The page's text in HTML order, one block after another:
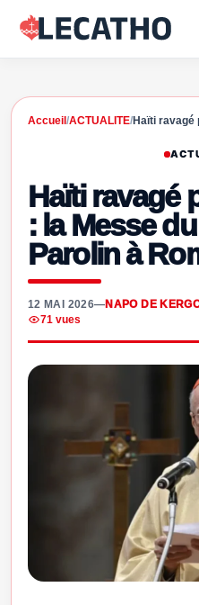
Accueil /ACTUALITE/Haïti
Haïti ravagé
: la Messe
Parolin à
12 MAI 2026—NAPO DE
71 vues